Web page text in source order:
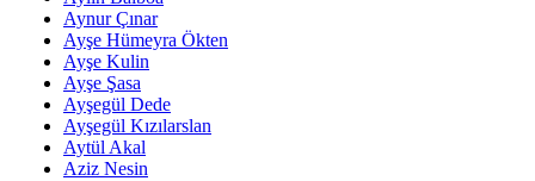
Aynur Çınar
Ayşe Hümeyra Ökten
Ayşe Kulin
Ayşe Şasa
Ayşegül Dede
Ayşegül Kızılarslan
Aytül Akal
Aziz Nesin